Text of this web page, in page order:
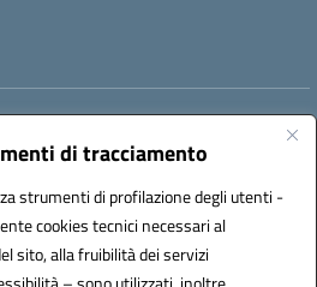
di tracciamento
strumenti di profilazione degli utenti -
cookies tecnici necessari al
sito, alla fruibilità dei servizi
CEIC8BC00Q@istruzione.it
(IPA): icpgd